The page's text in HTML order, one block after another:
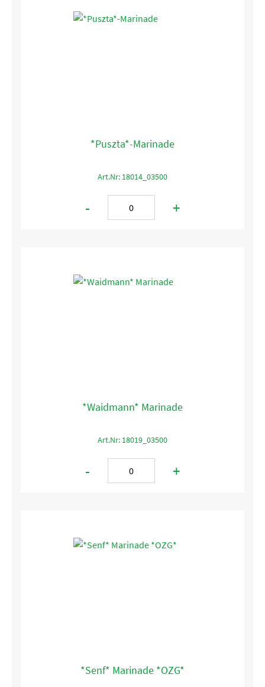
*Puszta*-Marinade
Art.Nr: 18014_03500
- +
*Waidmann* Marinade
Art.Nr: 18019_03500
- +
*Senf* Marinade *OZG*